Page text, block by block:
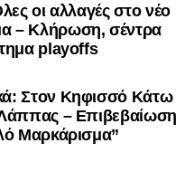
οι αλλαγές στο νέο
– Κλήρωση, σέντρα
playoffs
Στον Κηφισσό Κάτω
– Επιβεβαίωση
Μαρκάρισμα”